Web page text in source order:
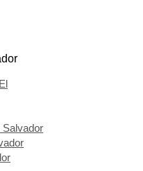
Salvador